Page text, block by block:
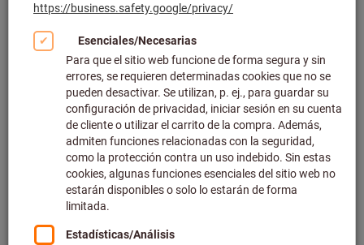
Haga clic para ampliar la imagen